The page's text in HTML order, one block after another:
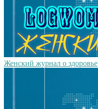
Женский журнал о здоровье